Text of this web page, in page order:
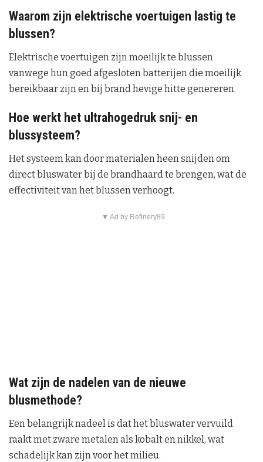
Waarom zijn elektrische voertuigen lastig te
blussen?
Elektrische voertuigen zijn moeilijk te blussen
vanwege hun goed afgesloten batterijen die moeilijk
bereikbaar zijn en bij brand hevige hitte genereren.
Hoe werkt het ultrahogedruk snij- en
blussysteem?
Het systeem kan door materialen heen snijden om
direct bluswater bij de brandhaard te brengen, wat de
effectiviteit van het blussen verhoogt.
▼ Ad by Refinery89
Wat zijn de nadelen van de nieuwe
blusmethode?
Een belangrijk nadeel is dat het bluswater vervuild
raakt met zware metalen als kobalt en nikkel, wat
schadelijk kan zijn voor het milieu.